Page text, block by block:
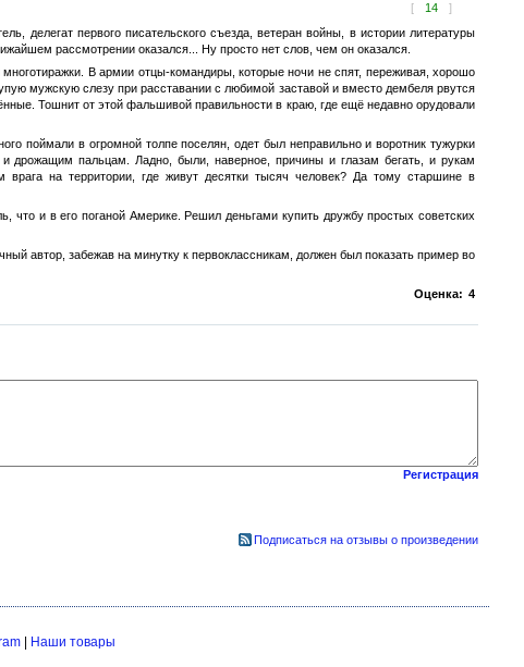
[ 14 ]
делегат первого писательского съезда, ветеран войны, в истории литературы
рассмотрении оказался... Ну просто нет слов, чем он оказался.
В армии отцы-командиры, которые ночи не спят, переживая, хорошо
мужскую слезу при расставании с любимой заставой и вместо дембеля рвутся
Тошнит от этой фальшивой правильности в краю, где ещё недавно орудовали
поймали в огромной толпе поселян, одет был неправильно и воротник тужурки
дрожащим пальцам. Ладно, были, наверное, причины и глазам бегать, и рукам
на территории, где живут десятки тысяч человек? Да тому старшине в
и в его поганой Америке. Решил деньгами купить дружбу простых советских
автор, забежав на минутку к первоклассникам, должен был показать пример во
Оценка: 4
Регистрация
Подписаться на отзывы о произведении
Наши товары